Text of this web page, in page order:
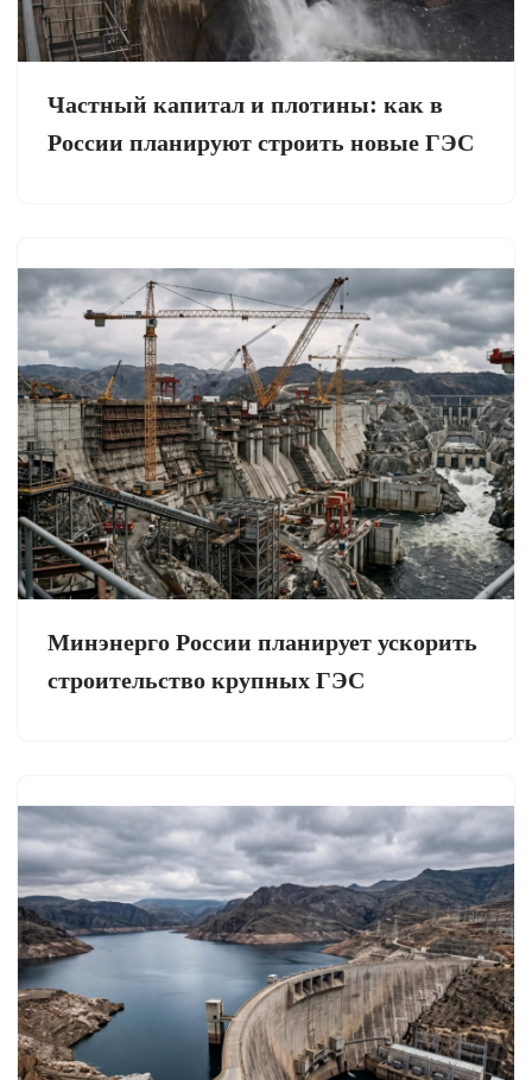
Частный капитал и плотины: как в
России планируют строить новые ГЭС
Минэнерго России планирует ускорить
строительство крупных ГЭС